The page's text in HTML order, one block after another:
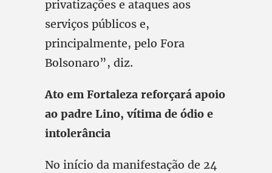
privatizações e ataques aos
serviços públicos e,
principalmente, pelo Fora
Bolsonaro”, diz.
Ato em Fortaleza reforçará apoio
ao padre Lino, vítima de ódio e
intolerância
No início da manifestação de 24